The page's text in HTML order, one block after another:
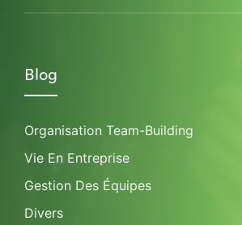
Blog
Organisation Team-Building
Vie En Entreprise
Gestion Des Équipes
Divers